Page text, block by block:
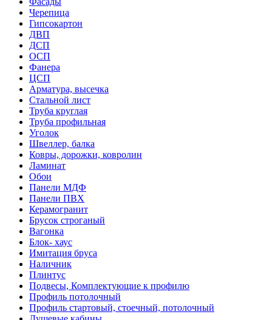
Черепица
Гипсокартон
ДВП
ДСП
ОСП
Фанера
ЦСП
Арматура, высечка
Стальной лист
Труба круглая
Труба профильная
Уголок
Швеллер, балка
Ковры, дорожки, ковролин
Ламинат
Обои
Панели МДФ
Панели ПВХ
Керамогранит
Брусок строганый
Вагонка
Блок- хаус
Имитация бруса
Наличник
Плинтус
Подвесы, Комплектующие к профилю
Профиль потолочный
Профиль стартовый, стоечный, потолочный